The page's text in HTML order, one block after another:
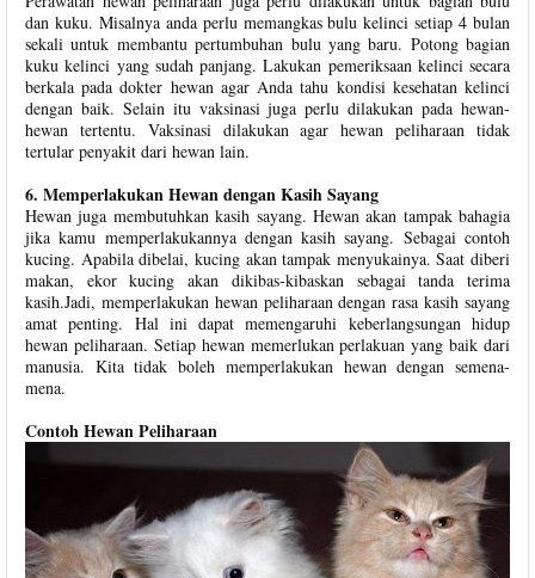
dan kuku. Misalnya anda perlu memangkas bulu kelinci setiap 4 bulan
sekali untuk membantu pertumbuhan bulu yang baru. Potong bagian
kuku kelinci yang sudah panjang. Lakukan pemeriksaan kelinci secara
berkala pada dokter hewan agar Anda tahu kondisi kesehatan kelinci
dengan baik. Selain itu vaksinasi juga perlu dilakukan pada hewan-
hewan tertentu. Vaksinasi dilakukan agar hewan peliharaan tidak
tertular penyakit dari hewan lain.
6. Memperlakukan Hewan dengan Kasih Sayang
Hewan juga membutuhkan kasih sayang. Hewan akan tampak bahagia
jika kamu memperlakukannya dengan kasih sayang. Sebagai contoh
kucing. Apabila dibelai, kucing akan tampak menyukainya. Saat diberi
makan, ekor kucing akan dikibas-kibaskan sebagai tanda terima
kasih.Jadi, memperlakukan hewan peliharaan dengan rasa kasih sayang
amat penting. Hal ini dapat memengaruhi keberlangsungan hidup
hewan peliharaan. Setiap hewan memerlukan perlakuan yang baik dari
manusia. Kita tidak boleh memperlakukan hewan dengan semena-
mena.
Contoh Hewan Peliharaan